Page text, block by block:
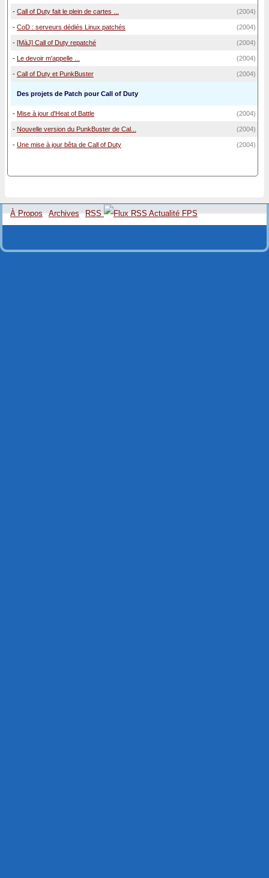
- Call of Duty fait le plein de cartes ... (2004)
- CoD : serveurs dédiés Linux patchés (2004)
- [MàJ] Call of Duty repatché (2004)
- Le devoir m'appelle ... (2004)
- Call of Duty et PunkBuster (2004)
Des projets de Patch pour Call of Duty
- Mise à jour d'Heat of Battle (2004)
- Nouvelle version du PunkBuster de Cal... (2004)
- Une mise à jour bêta de Call of Duty (2004)
À Propos Archives RSS